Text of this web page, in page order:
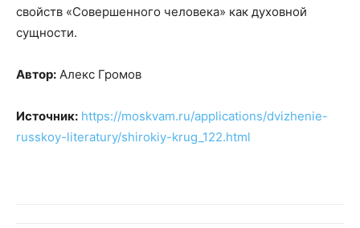
свойств «Совершенного человека» как духовной
сущности.
Автор: Алекс Громов
Источник: https://moskvam.ru/applications/dvizhenie-
russkoy-literatury/shirokiy-krug_122.html